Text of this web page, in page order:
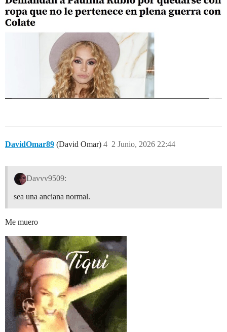
DavidOmar89 (David Omar) 2 Junio, 2026 22:44
4
Davvv9509:
sea una anciana normal.
Me muero